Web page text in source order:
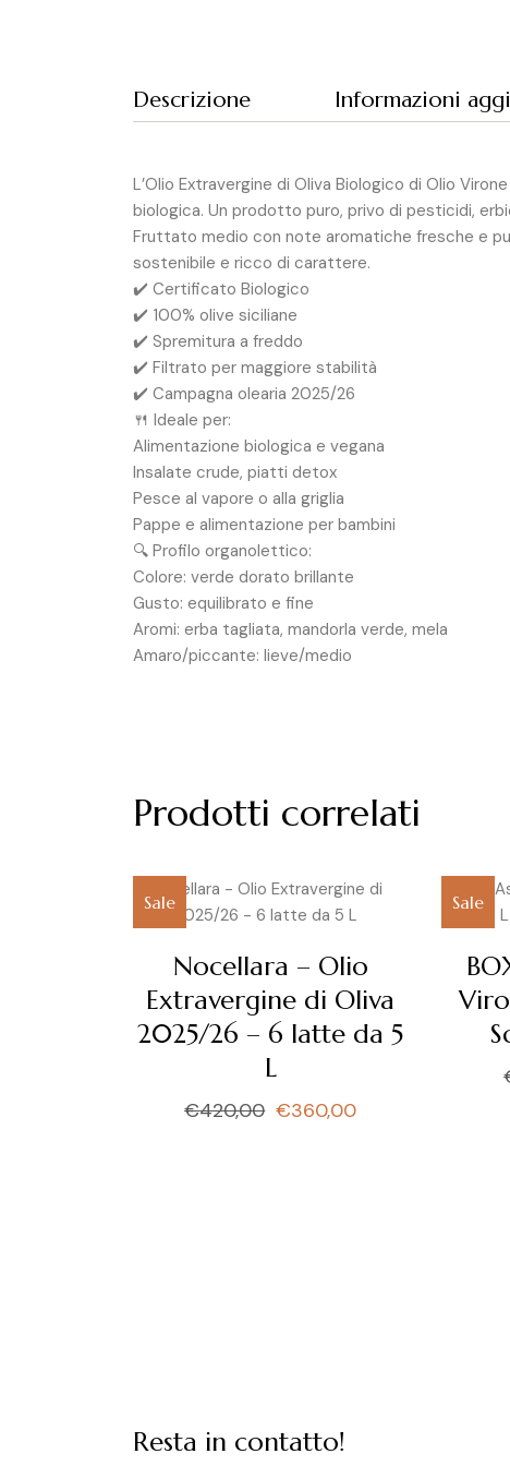
Descrizione Informazioni
L’Olio Extravergine di Oliva Biologico di Olio
biologica. Un prodotto puro, privo di pesticidi,
Fruttato medio con note aromatiche fresche e
sostenibile e ricco di carattere.
✔️ Certificato Biologico
✔️ 100% olive siciliane
✔️ Spremitura a freddo
✔️ Filtrato per maggiore stabilità
✔️ Campagna olearia 2025/26
🍴 Ideale per:
Alimentazione biologica e vegana
Insalate crude, piatti detox
Pesce al vapore o alla griglia
Pappe e alimentazione per bambini
🔍 Profilo organolettico:
Colore: verde dorato brillante
Gusto: equilibrato e fine
Aromi: erba tagliata, mandorla verde, mela
Amaro/piccante: lieve/medio
Prodotti correlati
Sale
Nocellara – Olio
Extravergine di Oliva
2025/26 – 6 latte da 5
L
€420,00 Il€360,00
Il
Sale
Resta in contatto!